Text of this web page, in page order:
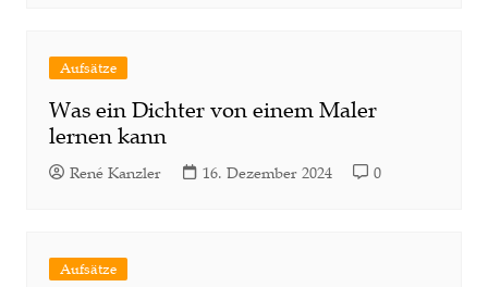
Aufsätze
Was ein Dichter von einem Maler
lernen kann
René Kanzler 16. Dezember 2024 0
Aufsätze